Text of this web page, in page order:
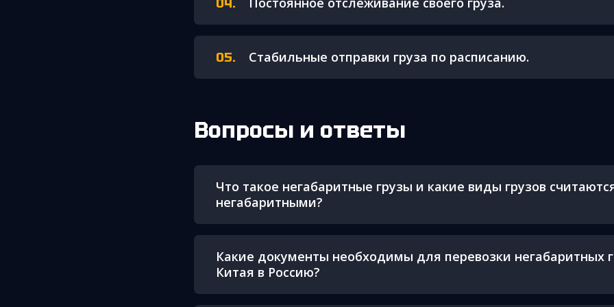
Стабильные отправки груза по расписанию.
Вопросы и ответы
Что такое негабаритные грузы и какие виды грузов
негабаритными?
Какие документы необходимы для перевозки негабаритных
Китая в Россию?